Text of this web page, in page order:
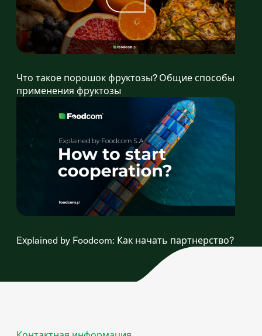
Что такое порошок фруктозы? Общие способы
применения фруктозы
Explained by Foodcom: Как начать партнерство?